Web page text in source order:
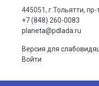
445051, г.Тольятти,
+7 (848) 260-0083
planeta@pdlada.ru
Версия для
Войти